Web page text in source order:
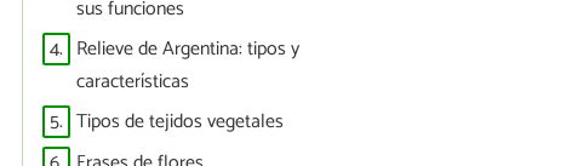
sus funciones
4. Relieve de Argentina: tipos y
características
5. Tipos de tejidos vegetales